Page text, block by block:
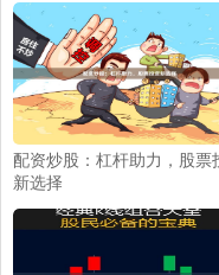
配资炒股：杠杆助力，股票
新选择